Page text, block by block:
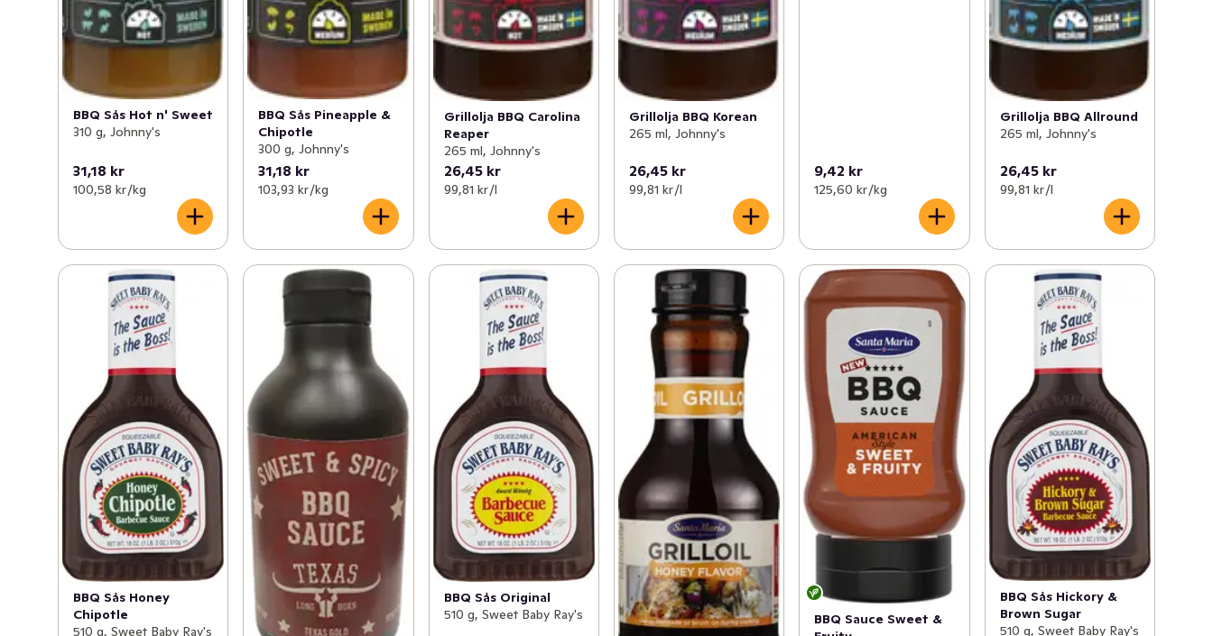
BBQ Sås Hot n' Sweet
310 g, Johnny's
31,18 kr
100,58 kr /kg
BBQ Sås Pineapple &
Chipotle
300 g, Johnny's
31,18 kr
103,93 kr /kg
Grillolja BBQ Carolina
Reaper
265 ml, Johnny's
26,45 kr
99,81 kr /l
Grillolja BBQ Korean
265 ml, Johnny's
26,45 kr
99,81 kr /l
9,42 kr
125,60 kr /kg
Grillolja BBQ Allround
265 ml, Johnny's
26,45 kr
99,81 kr /l
BBQ Sås Honey
Chipotle
510 g, Sweet Baby Ray's
BBQ Sås Original
510 g, Sweet Baby Ray's
BBQ Sauce Sweet &
BBQ Sås Hickory &
Brown Sugar
510 g, Sweet Baby Ray's